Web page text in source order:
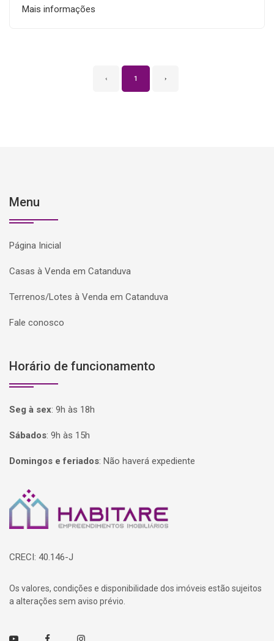
Mais informações
‹ 1 ›
Menu
Página Inicial
Casas à Venda em Catanduva
Terrenos/Lotes à Venda em Catanduva
Fale conosco
Horário de funcionamento
Seg à sex: 9h às 18h
Sábados: 9h às 15h
Domingos e feriados: Não haverá expediente
Página inicial
CRECI: 40.146-J
Os valores, condições e disponibilidade dos imóveis estão sujeitos
a alterações sem aviso prévio.